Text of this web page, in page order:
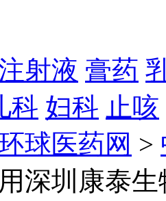
射液 膏药
科 妇科 止咳
球医药网 >
深圳康泰